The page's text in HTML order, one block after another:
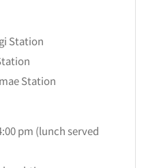
Station
Station
pm (lunch served